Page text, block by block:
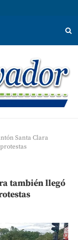
Santa Clara
también llegó